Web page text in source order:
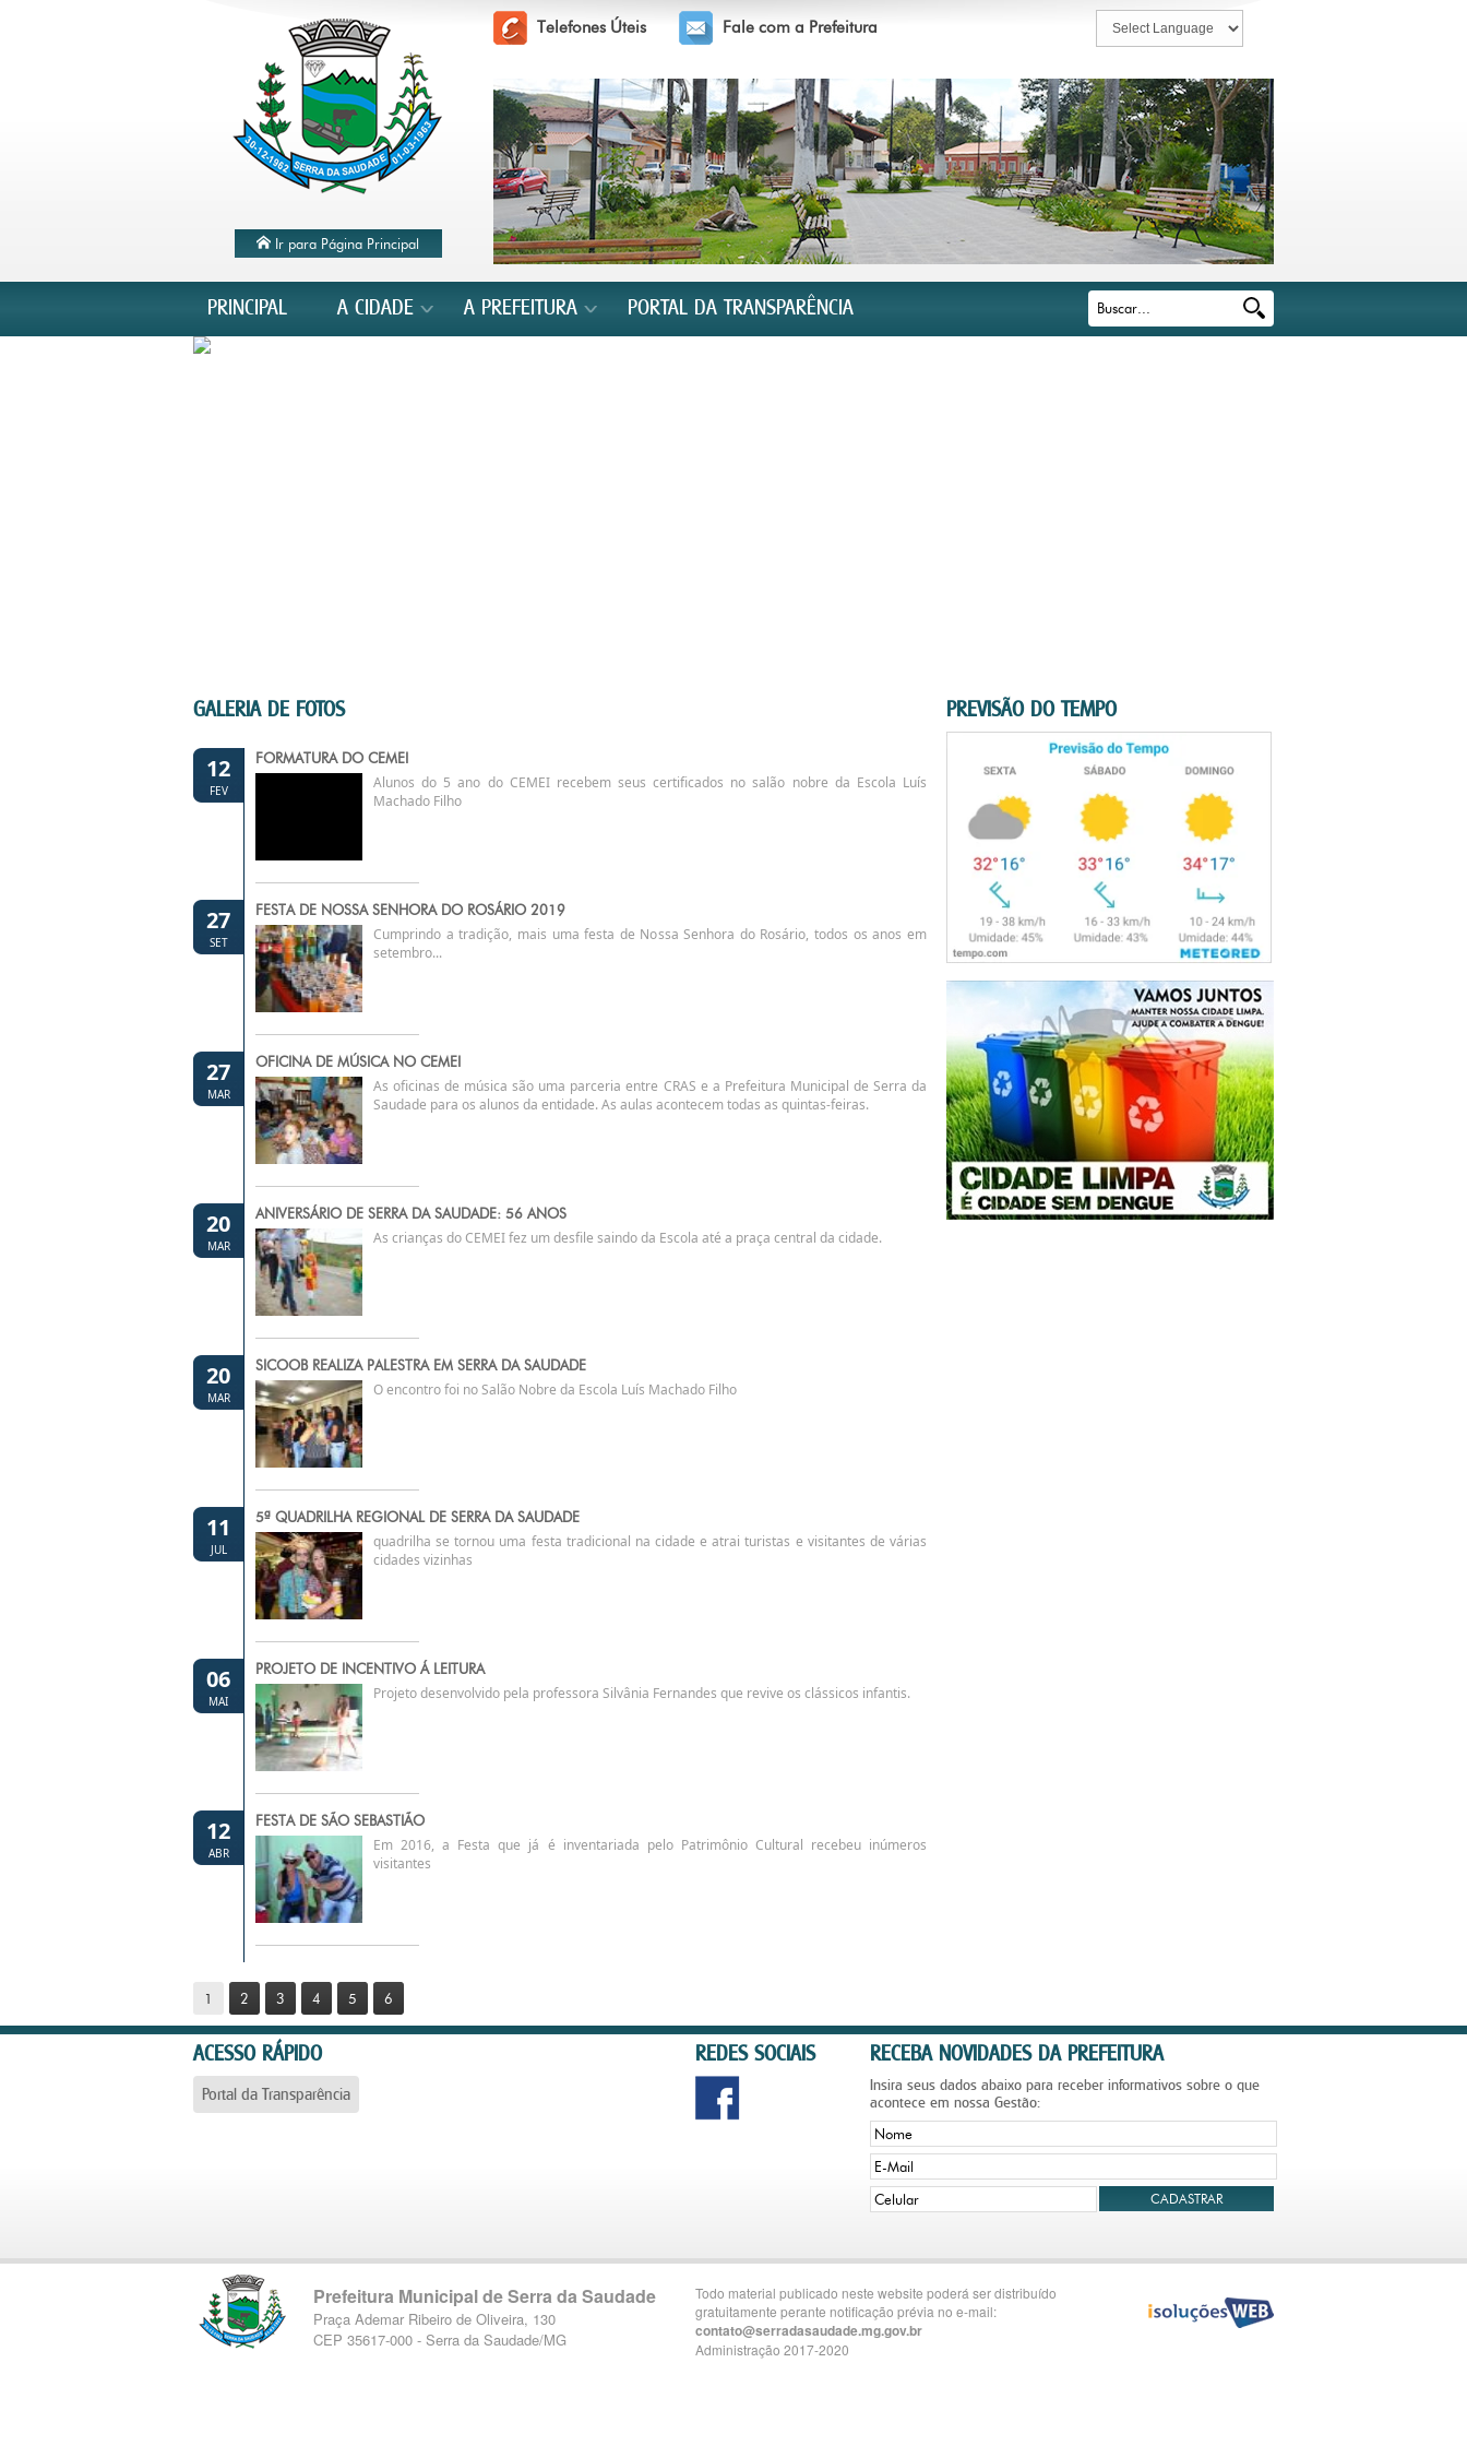
Ir para Página Principal
Telefones Úteis
Fale com a Prefeitura
PRINCIPAL A CIDADE A PREFEITURA PORTAL DA TRANSPARÊNCIA
GALERIA DE FOTOS
12
FEV
FORMATURA DO CEMEI
Alunos do 5 ano do CEMEI recebem seus certificados no salão nobre da Escola Luís
Machado Filho
27
SET
FESTA DE NOSSA SENHORA DO ROSÁRIO 2019
Cumprindo a tradição, mais uma festa de Nossa Senhora do Rosário, todos os anos em
setembro...
27
MAR
OFICINA DE MÚSICA NO CEMEI
As oficinas de música são uma parceria entre CRAS e a Prefeitura Municipal de Serra da
Saudade para os alunos da entidade. As aulas acontecem todas as quintas-feiras.
20
MAR
ANIVERSÁRIO DE SERRA DA SAUDADE: 56 ANOS
As crianças do CEMEI fez um desfile saindo da Escola até a praça central da cidade.
20
MAR
SICOOB REALIZA PALESTRA EM SERRA DA SAUDADE
O encontro foi no Salão Nobre da Escola Luís Machado Filho
11
JUL
5ª QUADRILHA REGIONAL DE SERRA DA SAUDADE
quadrilha se tornou uma festa tradicional na cidade e atrai turistas e visitantes de várias
cidades vizinhas
06
MAI
PROJETO DE INCENTIVO Á LEITURA
Projeto desenvolvido pela professora Silvânia Fernandes que revive os clássicos infantis.
12
ABR
FESTA DE SÃO SEBASTIÃO
Em 2016, a Festa que já é inventariada pelo Patrimônio Cultural recebeu inúmeros
visitantes
1 2 3 4 5 6
PREVISÃO DO TEMPO
ACESSO RÁPIDO
Portal da Transparência
REDES SOCIAIS RECEBA NOVIDADES DA PREFEITURA
Insira seus dados abaixo para receber informativos sobre o que
acontece em nossa Gestão:
CADASTRAR
Prefeitura Municipal de Serra da Saudade
Praça Ademar Ribeiro de Oliveira, 130
CEP 35617-000 - Serra da Saudade/MG
Todo material publicado neste website poderá ser distribuído
gratuitamente perante notificação prévia no e-mail:
contato@serradasaudade.mg.gov.br
Administração 2017-2020